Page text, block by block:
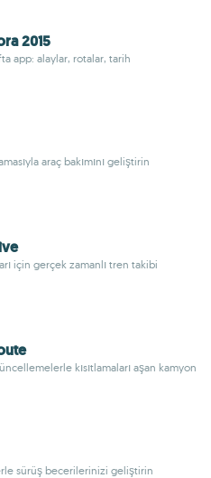
2015
app: alaylar, rotalar, tarih
araç bakımını geliştirin
için gerçek zamanlı tren takibi
kısıtlamaları aşan kamyon
sürüş becerilerinizi geliştirin